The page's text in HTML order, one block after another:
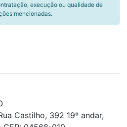
execução ou qualidade de
mencionadas.
Castilho, 392 19º andar,